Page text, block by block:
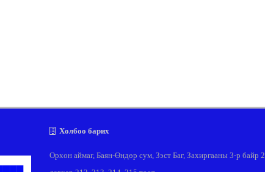
Холбоо барих
Орхон аймаг, Баян-Өндөр сум, Зэст Баг, Захиргааны 3-р байр 2